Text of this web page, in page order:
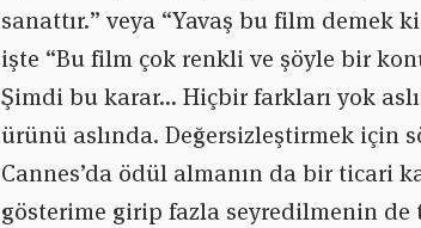
sanattır.” veya “Yavaş bu film demek
işte “Bu film çok renkli ve şöyle bir
Şimdi bu karar… Hiçbir farkları yok
ürünü aslında. Değersizleştirmek için
Cannes’da ödül almanın da bir ticari
gösterime girip fazla seyredilmenin de